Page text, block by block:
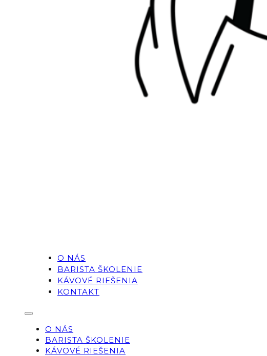
O NÁS
BARISTA ŠKOLENIE
KÁVOVÉ RIEŠENIA
KONTAKT
O NÁS
BARISTA ŠKOLENIE
KÁVOVÉ RIEŠENIA